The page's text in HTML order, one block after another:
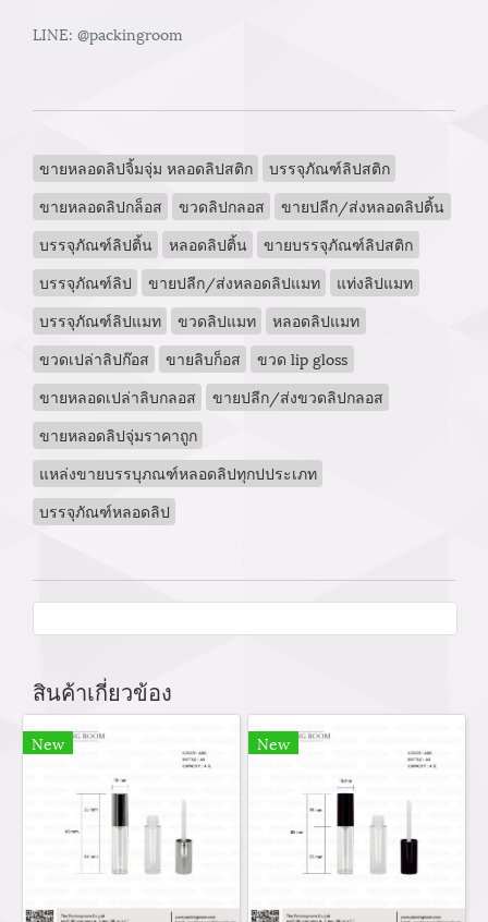
LINE: @packingroom
ขายหลอดลิปจิ้มจุ่ม หลอดลิปสติก
บรรจุภัณฑ์ลิปสติก
ขายหลอดลิปกล็อส
ขวดลิปกลอส
ขายปลีก/ส่งหลอดลิปติ้น
บรรจุภัณฑ์ลิปติ้น
หลอดลิปติ้น
ขายบรรจุภัณฑ์ลิปสติก
บรรจุภัณฑ์ลิป
ขายปลีก/ส่งหลอดลิปแมท
แท่งลิปแมท
บรรจุภัณฑ์ลิปแมท
ขวดลิปแมท
หลอดลิปแมท
ขวดเปล่าลิปก๊อส
ขายลิบก็อส
ขวด lip gloss
ขายหลอดเปล่าลิบกลอส
ขายปลีก/ส่งขวดลิปกลอส
ขายหลอดลิปจุ่มราคาถูก
แหล่งขายบรรบุภณฑ์หลอดลิปทุกปประเภท
บรรจุภัณฑ์หลอดลิป
สินค้าเกี่ยวข้อง
New New